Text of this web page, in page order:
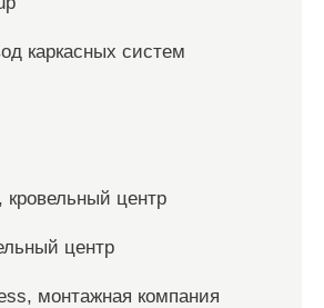
каркасных систем
кровельный центр
центр
монтажная компания